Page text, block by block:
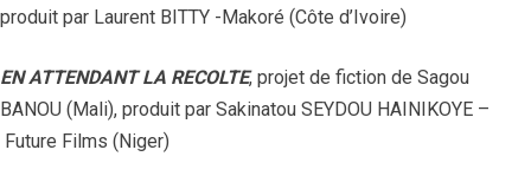
produit par Laurent BITTY -Makoré (Côte d’Ivoire)
EN ATTENDANT LA RECOLTE, projet de fiction de Sagou
BANOU (Mali), produit par Sakinatou SEYDOU HAINIKOYE –
Future Films (Niger)